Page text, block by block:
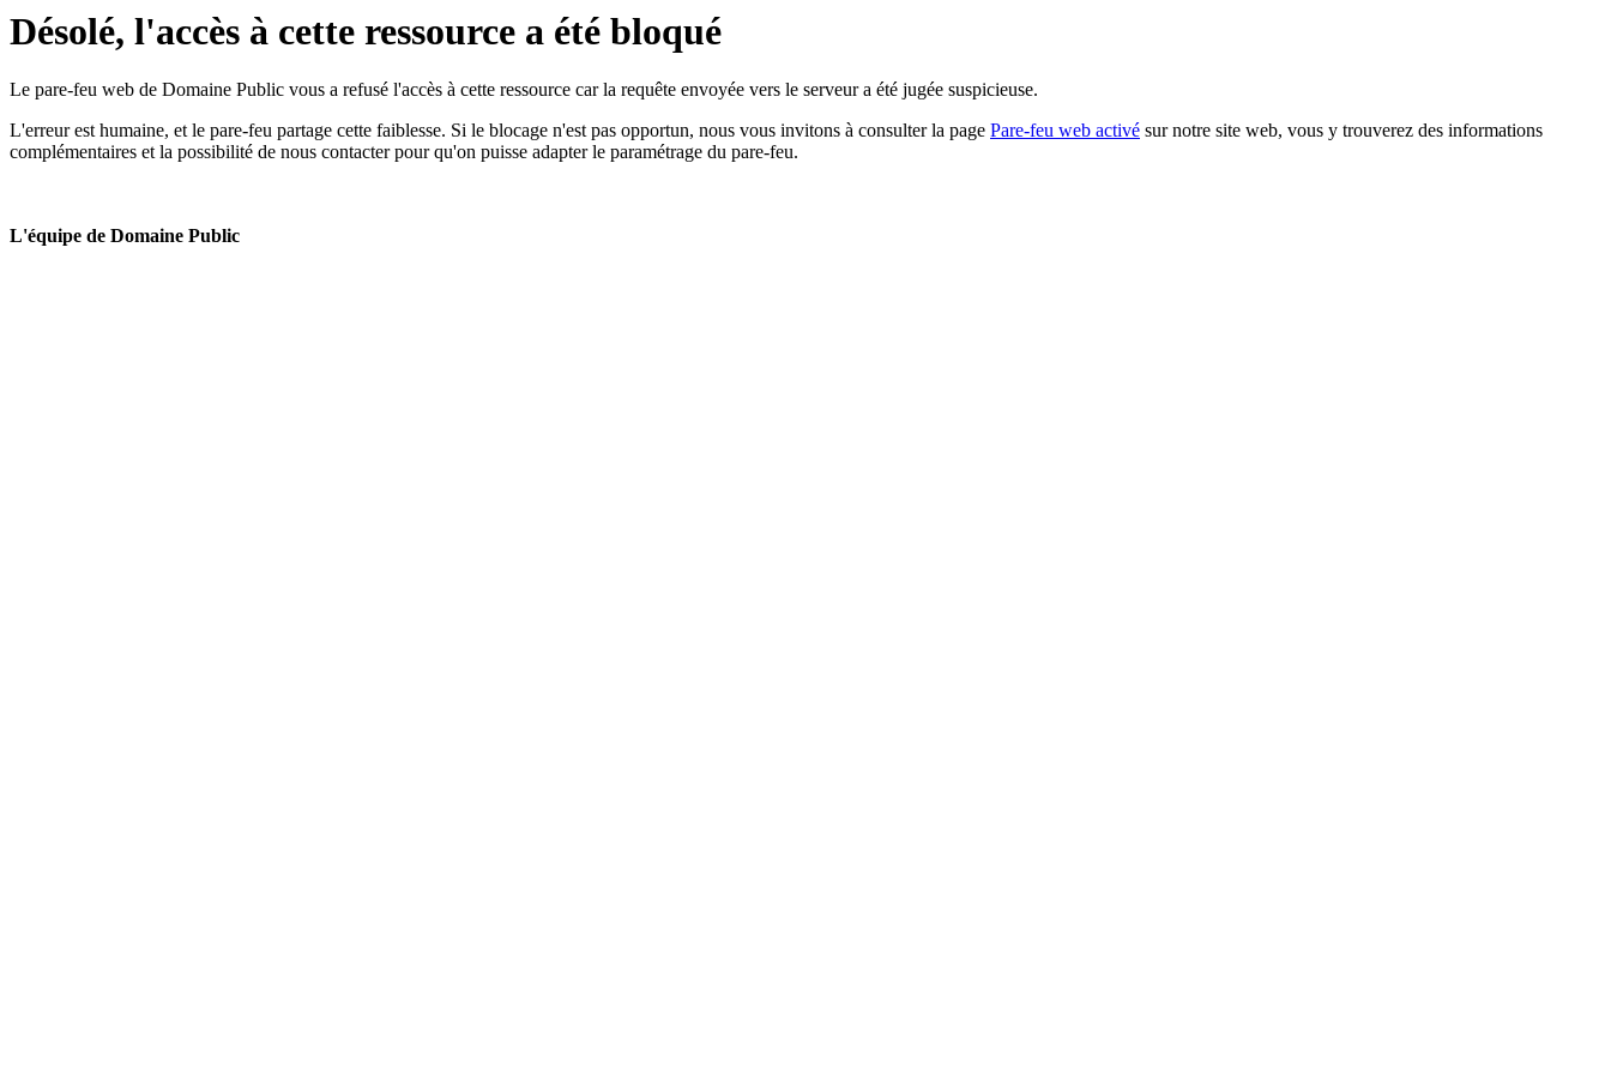
Désolé, l'accès à cette ressource a été bloqué
Le pare-feu web de Domaine Public vous a refusé l'accès à cette ressource car la requête envoyée vers le serveur a été jugée suspicieuse.
L'erreur est humaine, et le pare-feu partage cette faiblesse. Si le blocage n'est pas opportun, nous vous invitons à consulter la page Pare-feu web activé sur notre site web, vous y trouverez des informations
complémentaires et la possibilité de nous contacter pour qu'on puisse adapter le paramétrage du pare-feu.
L'équipe de Domaine Public